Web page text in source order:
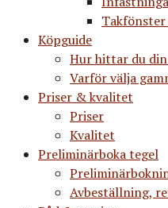
Köpguide
Hur hittar du
Varför välja
Priser & kvalitet
Priser
Kvalitet
Preliminärboka tegel
Avbeställning,